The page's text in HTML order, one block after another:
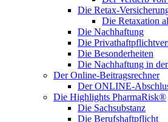
Die Retax-
Die Retaxation
Die Nachhaftung
Die
Die Besonderheiten
Die Nachhaftung in
Der Online-Beitragsrechner
Der ONLINE-
Die Highlights PharmaRisk®
Die Sachsubstanz
Die Berufshaftpflicht